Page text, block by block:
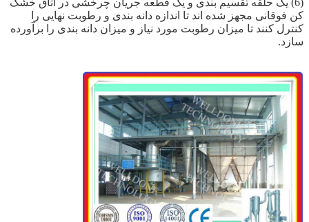
کن فوقانی مجهز شده اند تا اندازه دانه بندی و رطوبت نهایی را
کنترل کنند تا میزان رطوبت مورد نیاز و میزان دانه بندی را برآورده
سازد.